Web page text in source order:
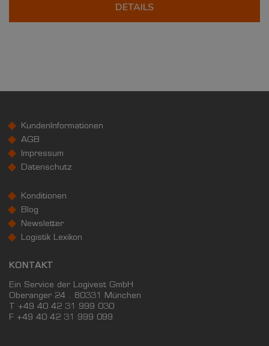
DETAILS
KundenInformationen
AGB
Impressum
Datenschutz
Konditionen
Blog
Newsletter
Logistik Lexikon
KONTAKT
Ein Service der Logivest GmbH
Oberanger 24 . 80331 München
T +49 40 42 31 999 030
F +49 40 42 31 999 099